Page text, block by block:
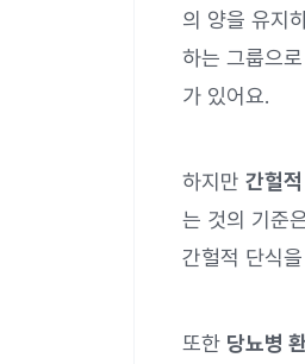
의 양을 유지
하는 그룹으
가 있어요.
하지만 간헐
는 것의 기준
간헐적 단식
또한 당뇨병